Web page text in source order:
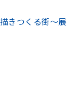
きつくる街～展